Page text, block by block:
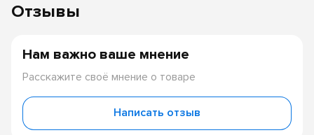
Отзывы
Нам важно ваше мнение
Расскажите своё мнение о товаре
Написать отзыв